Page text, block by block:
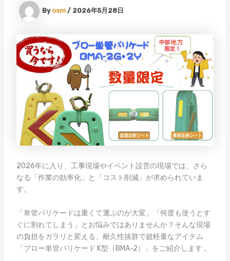
By osm / 2026年5月28日
2026年に入り、工事現場やイベント設営の現場では、さら
なる「作業の効率化」と「コスト削減」が求められていま
す。
「単管バリケードは重くて運ぶのが大変」「何度も使うとす
ぐに割れてしまう」とお悩みではありませんか？そんな現場
の負担をガラリと変える、耐久性抜群で超軽量なアイテム
「ブロー単管バリケード K型（BMA-2）」をご紹介します 。